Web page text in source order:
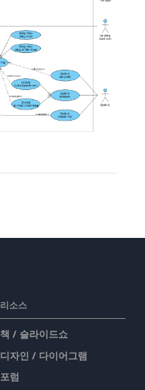
리소스
책 / 슬라이드쇼
디자인 / 다이어그램
포럼